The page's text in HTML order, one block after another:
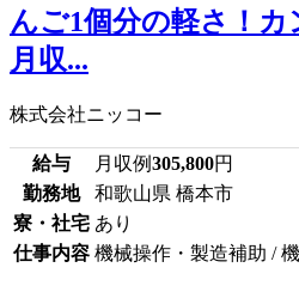
んご1個分の軽さ！
月収...
株式会社ニッコー
給与 月収例305,800円
勤務地
和歌山県 橋本市
寮・社宅 あり
仕事内容 機械操作・製造補助 /